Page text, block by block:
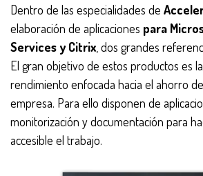
Dentro de las especialidades de
elaboración de aplicaciones para
Services y Citrix , dos grandes
El gran objetivo de estos productos es
rendimiento enfocada hacia el ahorro
empresa. Para ello disponen de
monitorización y documentación para
accesible el trabajo.